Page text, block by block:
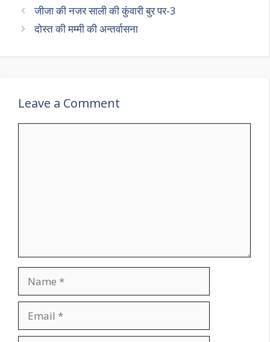
जीजा की नजर साली की कुंवारी बुर पर-3
दोस्त की मम्मी की अन्तर्वासना
Leave a Comment